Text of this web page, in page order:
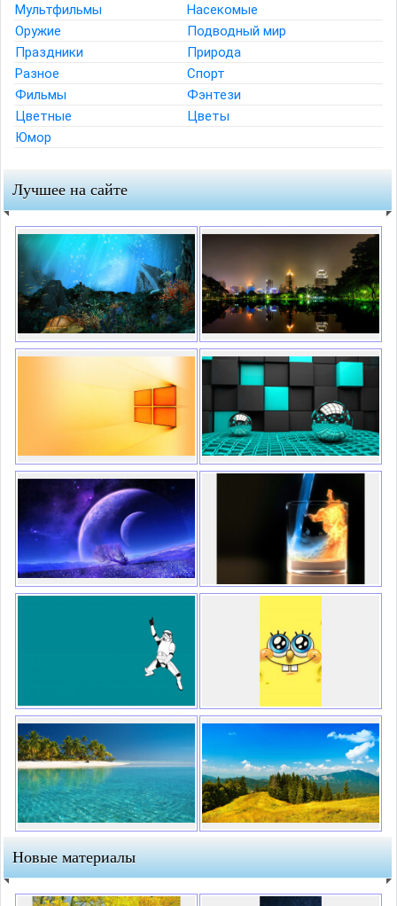
Мультфильмы
Насекомые
Оружие
Подводный мир
Праздники
Природа
Разное
Спорт
Фильмы
Фэнтези
Цветные
Цветы
Юмор
Лучшее на сайте
Новые материалы